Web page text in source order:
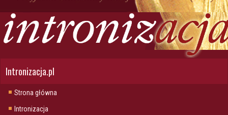
Intronizacja.pl
Strona główna
Intronizacja